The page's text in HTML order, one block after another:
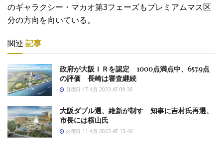
のギャラクシー・マカオ第3フェーズもプレミアムマス区
分の方向を向いている。
関連 記事
政府が大阪ＩＲを認定 1000点満点中、657.9点
の評価 長崎は審査継続
月曜日 17 4月 2023 AT 09:36
大阪ダブル選、維新が制す 知事に吉村氏再選、
市長には横山氏
火曜日 11 4月 2023 AT 13:42